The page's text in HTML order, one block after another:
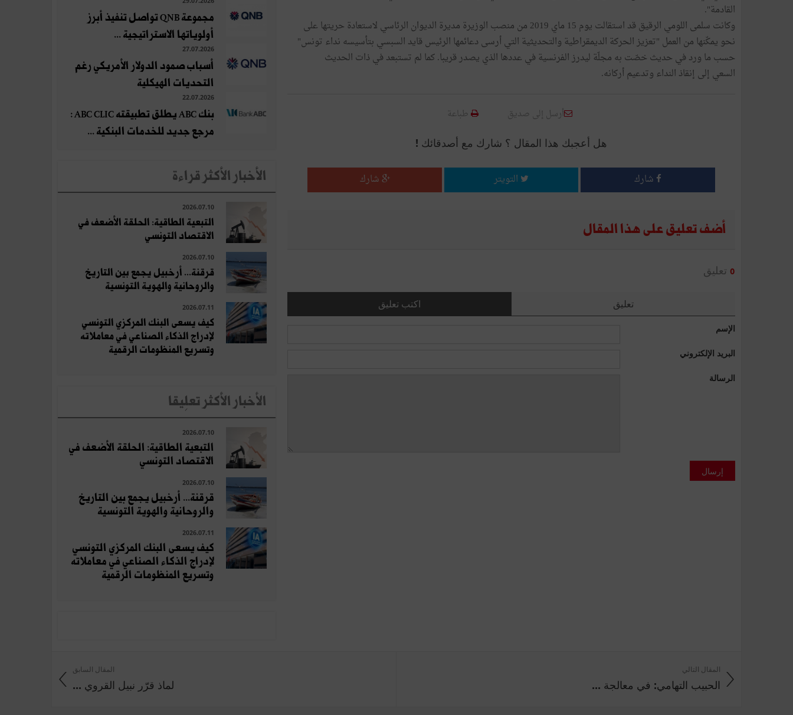
القادمة".
وكانت سلمى اللومي الرقيق قد استقالت يوم 15 ماي 2019 من منصب الوزيرة مديرة الديوان الرئاسي لاستعادة حريتها على
نحو يمكّنها من العمل "تعزيز الحركة الديمقراطية والتحديثية التي أرسى دعائمها الرئيس قايد السبسي بتأسيسه نداء تونس"
حسب ما ورد في حديث خصّت به مجلّة ليدرز الفرنسية في عددها الذي يصدر قريبا. كما لم تستبعد في ذات الحديث
السعي إلى إنقاذ النداء وتدعيم أركانه.
أرسل إلى صديق طباعة
هل أعجبك هذا المقال ؟ شارك مع أصدقائك !
شارك التويتر شارك
أضف تعليق على هذا المقال
0 تعليق
اكتب تعليق تعليق
الإسم
البريد الإلكتروني
الرسالة
إرسال
مجموعة QNB تواصل تنفيذ أبرز
أولوياتها الاستراتيجية ...
27.07.2026
أسباب صمود الدولار الأمريكي رغم
التحديات الهيكلية
22.07.2026
بنك ABC يطلق تطبيقته ABC CLIC :
مرجع جديد للخدمات البنكية ...
الأخبار الأكثر قراءة
2026.07.10
التبعية الطاقية: الحلقة الأضعف في
الاقتصاد التونسي
2026.07.10
قرقنة... أرخبيل يجمع بين التاريخ
والروحانية والهوية التونسية
2026.07.11
كيف يسعى البنك المركزي التونسي
لإدراج الذكاء الصناعي في معاملاته
وتسريع المنظومات الرقمية
الأخبار الأكثر تعلِيقا
2026.07.10
التبعية الطاقية: الحلقة الأضعف في
الاقتصاد التونسي
2026.07.10
قرقنة... أرخبيل يجمع بين التاريخ
والروحانية والهوية التونسية
2026.07.11
كيف يسعى البنك المركزي التونسي
لإدراج الذكاء الصناعي في معاملاته
وتسريع المنظومات الرقمية
المقال السابق
لماذ قرّر نبيل القروي ...
المقال التالي
الحبيب التهامي: في معالجة ...